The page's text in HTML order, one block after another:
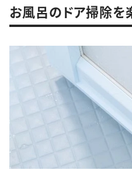
お風呂のドア掃除を